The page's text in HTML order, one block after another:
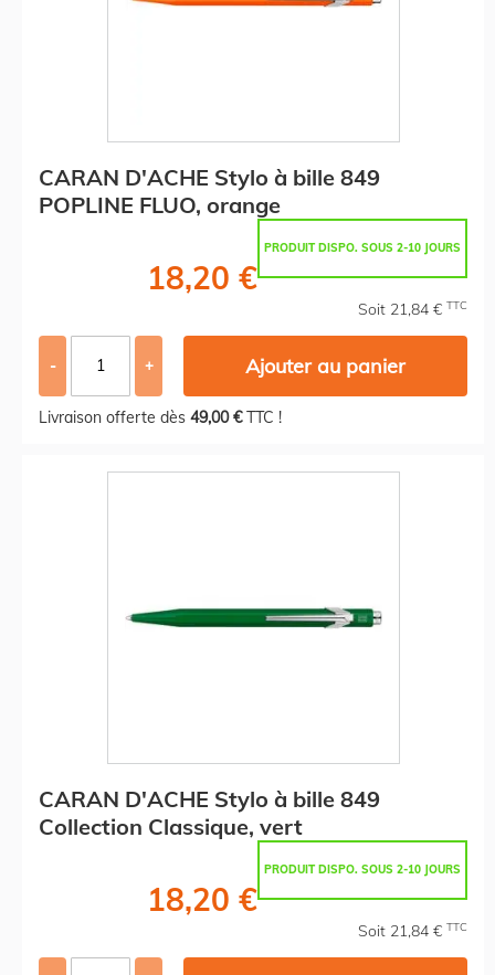
CARAN D'ACHE Stylo à bille 849
POPLINE FLUO, orange
PRODUIT DISPO. SOUS 2-10 JOURS
18,20 €
Soit 21,84 € TTC
- + Ajouter au panier
Livraison offerte dès 49,00 €TTC !
CARAN D'ACHE Stylo à bille 849
Collection Classique, vert
PRODUIT DISPO. SOUS 2-10 JOURS
18,20 €
Soit 21,84 € TTC